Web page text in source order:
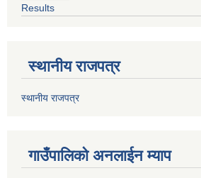
Results
स्थानीय राजपत्र
स्थानीय राजपत्र
गाउँपालिको अनलाईन म्याप